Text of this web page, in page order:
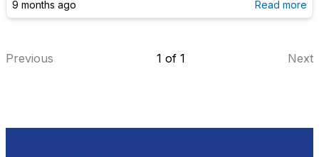
tiết, phân loại theo use case và decision guide.
9 months ago Read more
Previous 1 of 1 Next